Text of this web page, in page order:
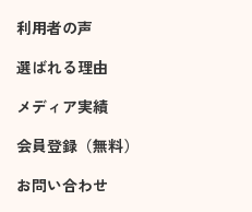
利用者の声
選ばれる理由
メディア実績
会員登録（無料）
お問い合わせ